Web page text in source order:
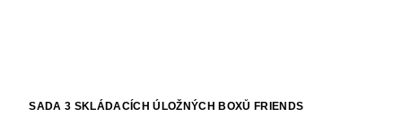
SADA 3 SKLÁDACÍCH ÚLOŽNÝCH BOXŮ FRIENDS